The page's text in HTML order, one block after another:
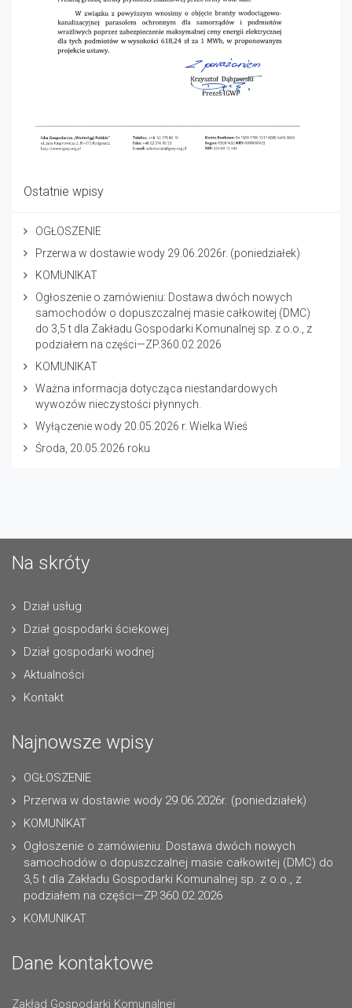
Ostatnie wpisy
OGŁOSZENIE
Przerwa w dostawie wody 29.06.2026r. (poniedziałek)
KOMUNIKAT
Ogłoszenie o zamówieniu: Dostawa dwóch nowych
samochodów o dopuszczalnej masie całkowitej (DMC)
do 3,5 t dla Zakładu Gospodarki Komunalnej sp. z o.o., z
podziałem na części—ZP.360.02.2026
KOMUNIKAT
Ważna informacja dotycząca niestandardowych
wywozów nieczystości płynnych.
Wyłączenie wody 20.05.2026 r. Wielka Wieś
Środa, 20.05.2026 roku
Na skróty
Dział usług
Dział gospodarki ściekowej
Dział gospodarki wodnej
Aktualności
Kontakt
Najnowsze wpisy
OGŁOSZENIE
Przerwa w dostawie wody 29.06.2026r. (poniedziałek)
KOMUNIKAT
Ogłoszenie o zamówieniu: Dostawa dwóch nowych
samochodów o dopuszczalnej masie całkowitej (DMC) do
3,5 t dla Zakładu Gospodarki Komunalnej sp. z o.o., z
podziałem na części—ZP.360.02.2026
KOMUNIKAT
Dane kontaktowe
Zakład Gospodarki Komunalnej